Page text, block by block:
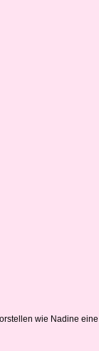
wie Nadine eine